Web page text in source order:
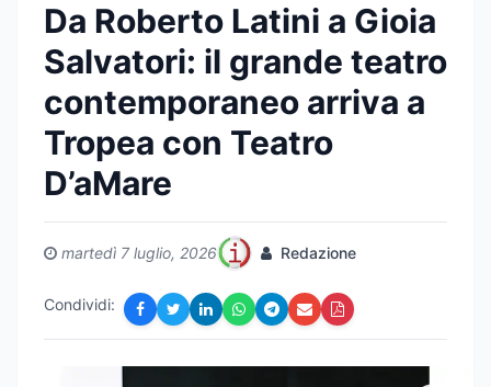
Da Roberto Latini a Gioia
Salvatori: il grande teatro
contemporaneo arriva a
Tropea con Teatro
D’aMare
martedì 7 luglio, 2026 Redazione
Condividi: